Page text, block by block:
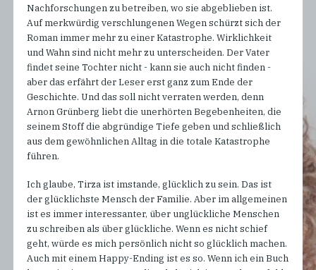
Nachforschungen zu betreiben, wo sie abgeblieben ist.
Auf merkwürdig verschlungenen Wegen schürzt sich der
Roman immer mehr zu einer Katastrophe. Wirklichkeit
und Wahn sind nicht mehr zu unterscheiden. Der Vater
findet seine Tochter nicht - kann sie auch nicht finden -
aber das erfährt der Leser erst ganz zum Ende der
Geschichte. Und das soll nicht verraten werden, denn
Arnon Grünberg liebt die unerhörten Begebenheiten, die
seinem Stoff die abgründige Tiefe geben und schließlich
aus dem gewöhnlichen Alltag in die totale Katastrophe
führen.
Ich glaube, Tirza ist imstande, glücklich zu sein. Das ist
der glücklichste Mensch der Familie. Aber im allgemeinen
ist es immer interessanter, über unglückliche Menschen
zu schreiben als über glückliche. Wenn es nicht schief
geht, würde es mich persönlich nicht so glücklich machen.
Auch mit einem Happy-Ending ist es so. Wenn ich ein Buch